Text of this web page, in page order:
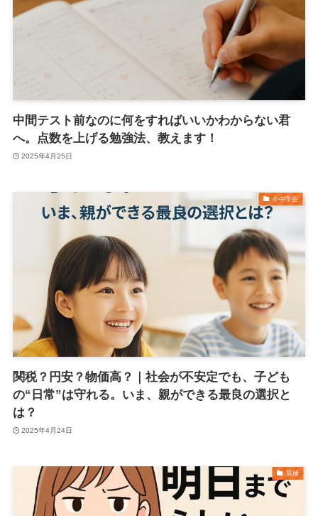
中間テスト前なのに何をすればいいかわからない君
へ。点数を上げる勉強法、教えます！
2025年4月25日
小中学生
関税？円安？物価高？｜社会が不安定でも、子ども
の“日常”は守れる。いま、親ができる最良の選択と
は？
2025年4月24日
英検